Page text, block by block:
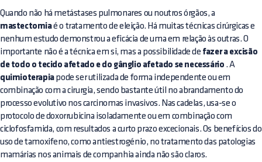
Quando não há metástases pulmonares ou noutros órgãos, a
mastectomiaé o tratamento de eleição. Há muitas técnicas cirúrgicas e
nenhum estudo demonstrou a eficácia de uma em relação às outras. O
importante não é a técnica em si, mas a possibilidade de fazer a excisão
de todo o tecido afetado e do gânglio afetado se necessário . A
quimioterapiapode ser utilizada de forma independente ou em
combinação com a cirurgia, sendo bastante útil no abrandamento do
processo evolutivo nos carcinomas invasivos. Nas cadelas, usa-se o
protocolo de doxorrubicina isoladamente ou em combinação com
ciclofosfamida, com resultados a curto prazo excecionais. Os benefícios do
uso de tamoxifeno, como antiestrogénio, no tratamento das patologias
mamárias nos animais de companhia ainda não são claros.